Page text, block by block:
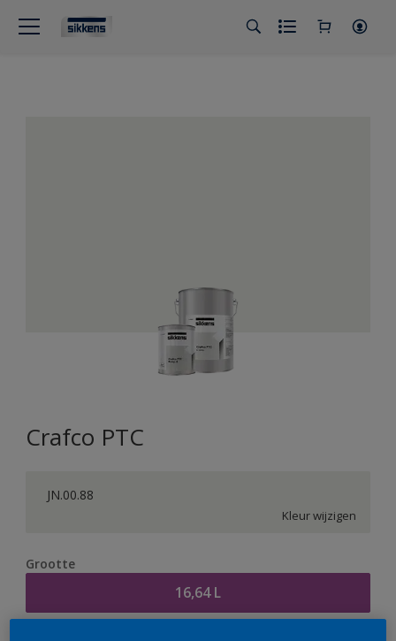
Crafco PTC
JN.00.88
Kleur wijzigen
Grootte
16,64 L